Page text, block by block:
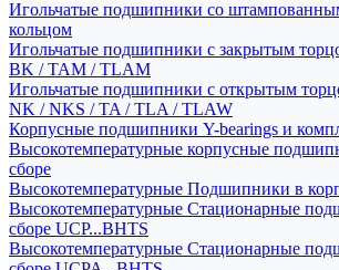
Игольчатые подшипники со
кольцом
Игольчатые подшипники с закрытым
BK / TAM / TLAM
Игольчатые подшипники с открытым
NK / NKS / TA / TLA / TLAW
Корпусные подшипники Y-bearings и
Высокотемпературные корпусные
сборе
Высокотемпературные Подшипники в
Высокотемпературные Стационарные
сборе UCP...BHTS
Высокотемпературные Стационарные